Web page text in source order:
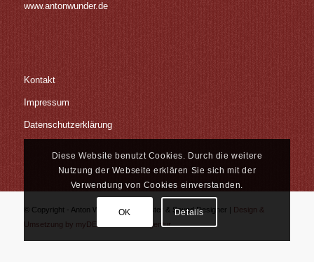
www.antonwunder.de
Kontakt
Impressum
Datenschutzerklärung
© Copyright - Anton Wunder | Tonmeister & Sound Designer |
Design &
Umsetzung by myDEZIGN - Werbeagentur
Diese Website benutzt Cookies. Durch die weitere
Nutzung der Webseite erklären Sie sich mit der
Verwendung von Cookies einverstanden.
OK Details